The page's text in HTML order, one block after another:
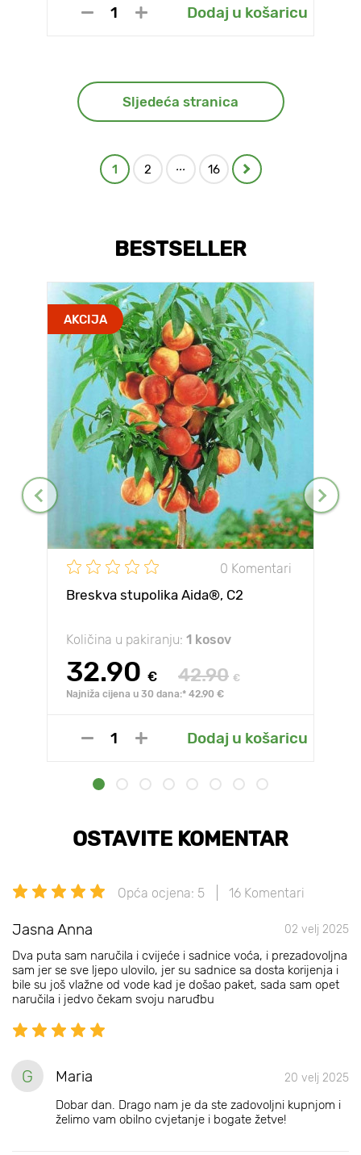
Dodaj u košaricu
Sljedeća stranica
1 2 ... 16
BESTSELLER
AKCIJA
0 Komentari
Breskva stupolika Aida®, C2
Količina u pakiranju: 1 kosov
32.90 € 42.90 €
Najniža cijena u 30 dana:* 42.90 €
Dodaj u košaricu
OSTAVITE KOMENTAR
Opća ocjena: 5 16 Komentari
Jasna Anna 02 velj 2025
Dva puta sam naručila i cvijeće i sadnice voća, i prezadovoljna
sam jer se sve ljepo ulovilo, jer su sadnice sa dosta korijenja i
bile su još vlažne od vode kad je došao paket, sada sam opet
naručila i jedvo čekam svoju naruđbu
G Maria 20 velj 2025
Dobar dan. Drago nam je da ste zadovoljni kupnjom i
želimo vam obilno cvjetanje i bogate žetve!